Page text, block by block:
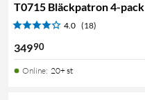
T0715 Bläckpatron 4-pack
4.0 (18)
34990
Online: 20+ st